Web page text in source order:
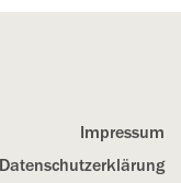
Impressum
Datenschutz­erklärung